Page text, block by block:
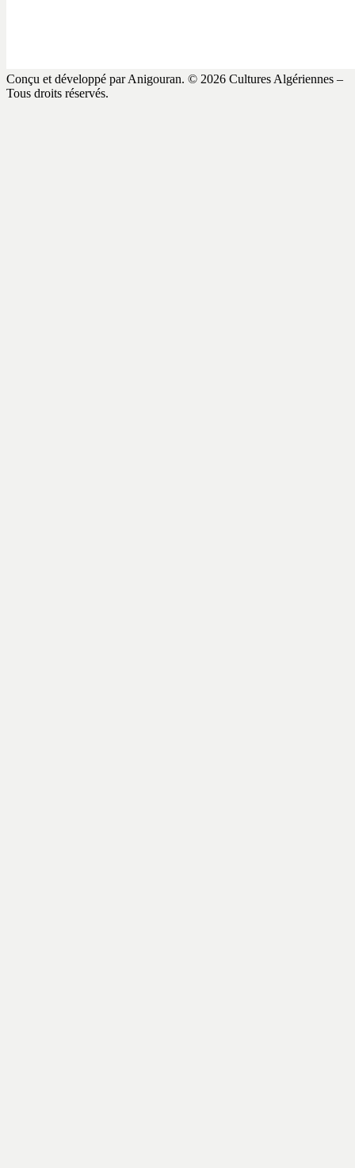
Conçu et développé par Anigouran. © 2026 Cultures Algériennes –
Tous droits réservés.